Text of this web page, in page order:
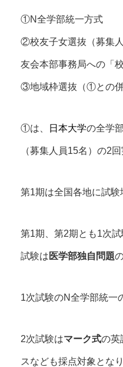
①N全学部統一方式
②校友子女選抜（募集
友会本部事務局への「
③地域枠選抜（①との併
①は、 日本大学の全学
（募集人員15名）の2回
第1期は全国各地に試験
第1期、第2期とも1次
試験は 医学部独自問題
1次試験のN全学部統一
2次試験はマーク式の英
スなども採点対象とな